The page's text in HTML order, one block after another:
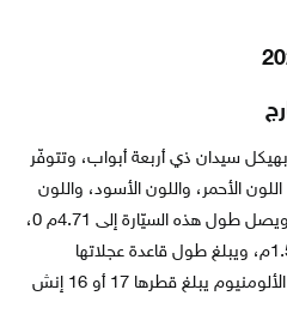
سيّارات شانجان ايدو 2021 بهيكل سيدان ذي أربعة أبواب، وتتوفّر
الأحمر، واللون الأسود، واللون
الأزرق، بالإضافة إلى اللون البنيّ، ويصل طول هذه السيّارة إلى 4.71م 0،
ويبلغ عرضها 1.82م، وارتفاعها 1.50م، ويبلغ طول قاعدة عجلاتها
2.70م، وتمّ تزويدها بجنطات من الألومنيوم يبلغ قطرها 17 أو 16 إنش